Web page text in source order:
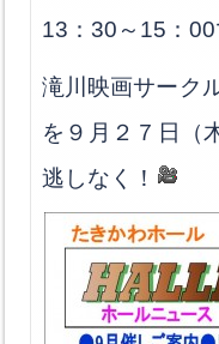
13：30～15：00
滝川映画サーク
を９月２７日
逃しなく！